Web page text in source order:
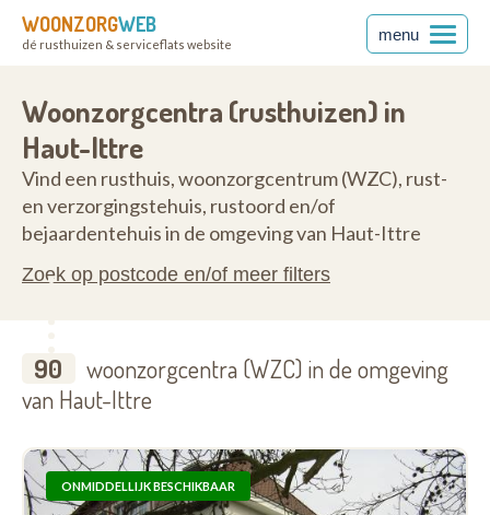
WOONZORGWEB
dé rusthuizen & serviceflats website
menu
Woonzorgcentra (rusthuizen) in
Haut-Ittre
Vind een rusthuis, woonzorgcentrum (WZC), rust-
en verzorgingstehuis, rustoord en/of
bejaardentehuis in de omgeving van Haut-Ittre
Zoek op postcode en/of meer filters
90
woonzorgcentra (WZC) in de omgeving
van Haut-Ittre
ONMIDDELLIJK BESCHIKBAAR